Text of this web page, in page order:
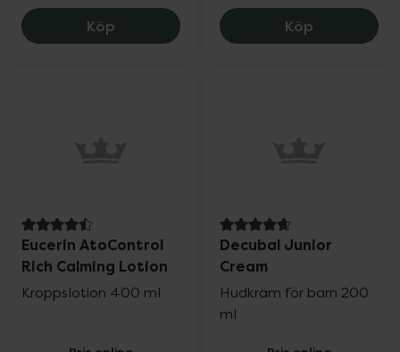
Köp Weleda Calendula Weather Protection
Köp Weleda
4.5 av 5 i omdöme
Eucerin AtoControl
Rich Calming Lotion
Kroppslotion 400 ml
4.9 av 5 i omdöme
Decubal Junior
Cream
Hudkräm för barn 200
ml